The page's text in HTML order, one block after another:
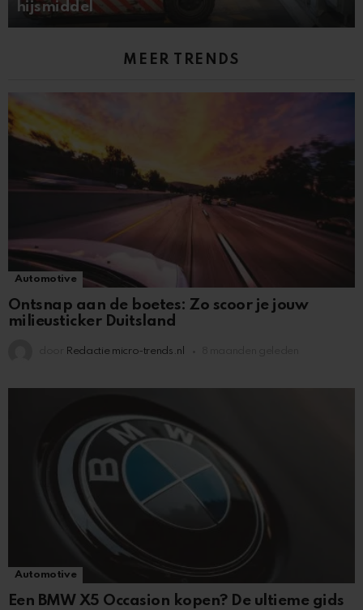
hijsmiddel
MEER TRENDS
Automotive
Ontsnap aan de boetes: Zo scoor je jouw
milieusticker Duitsland
Redactie micro-trends.nl
Automotive
Een BMW X5 Occasion kopen? De ultieme gids